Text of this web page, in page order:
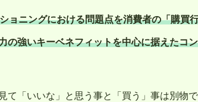
ョニングにおける問題点を消費者の「購買
の強いキーベネフィットを中心に据えたコ
て「いいな」と思う事と「買う」事は別物で